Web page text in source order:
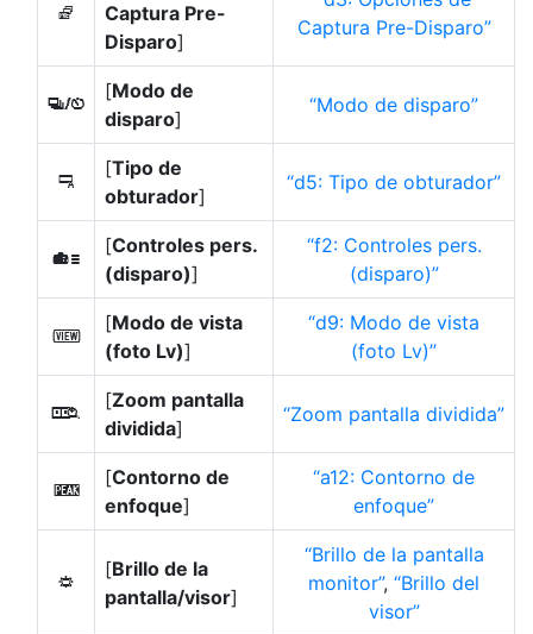
j
Captura Pre-
Disparo]
Captura Pre-Disparo
v
[Modo de
disparo]
Modo de disparo
6
[Tipo de
obturador]
d5: Tipo de obturador
w
[Controles pers.
(disparo)]
f2: Controles pers.
(disparo)
m
[Modo de vista
(foto Lv)]
d9: Modo de vista
(foto Lv)
z
[Zoom pantalla
dividida]
Zoom pantalla dividida
W
[Contorno de
enfoque]
a12: Contorno de
enfoque
3
[Brillo de la
pantalla/visor]
Brillo de la pantalla
monitor ,
Brillo del
visor